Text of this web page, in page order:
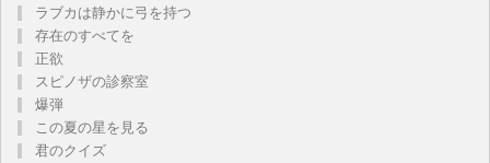
ラブカは静かに弓を持つ
存在のすべてを
正欲
スピノザの診察室
爆弾
この夏の星を見る
君のクイズ